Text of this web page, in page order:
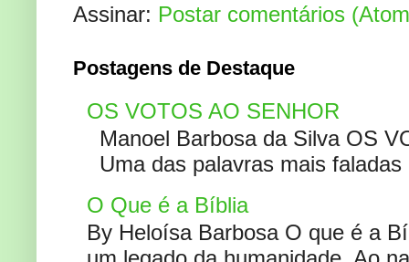
Assinar: Postar comentários
Postagens de Destaque
OS VOTOS AO SENHOR
Manoel Barbosa da Silva OS
Uma das palavras mais
O Que é a Bíblia
By Heloísa Barbosa O que é a